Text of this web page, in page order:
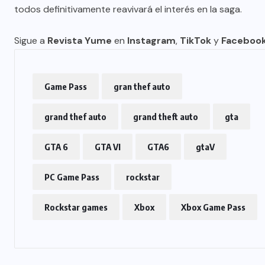
todos definitivamente reavivará el interés en la saga.
Sigue a Revista Yume en Instagram, TikToky
Game Pass gran thef auto
grand thef auto grand theft auto gta
GTA 6 GTA VI GTA6 gtaV
PC Game Pass rockstar
Rockstar games Xbox Xbox Game Pass